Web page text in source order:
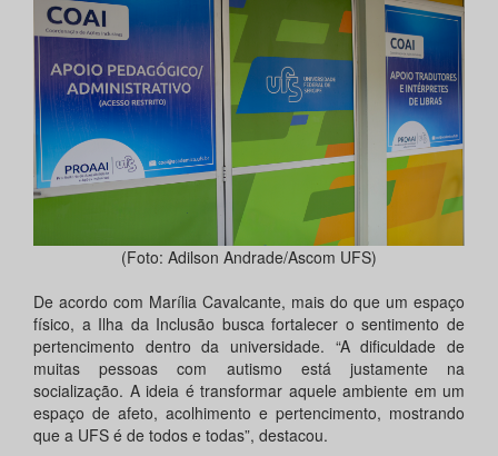
(Foto: Adilson Andrade/Ascom UFS)
De acordo com Marília Cavalcante, mais do que um espaço
físico, a Ilha da Inclusão busca fortalecer o sentimento de
pertencimento dentro da universidade. “A dificuldade de
muitas pessoas com autismo está justamente na
socialização. A ideia é transformar aquele ambiente em um
espaço de afeto, acolhimento e pertencimento, mostrando
que a UFS é de todos e todas”, destacou.